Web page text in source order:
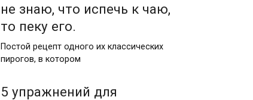
не знаю, что испечь к чаю,
то пеку его.
Постой рецепт одного их классических
пирогов, в котором
5 упражнений для